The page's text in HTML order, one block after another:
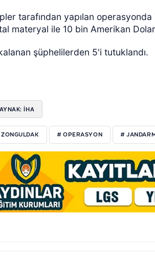
tarafından yapılan operasyonda
materyal ile 10 bin Amerikan
şüphelilerden 5'i tutuklandı.
İHA
# OPERASYON #